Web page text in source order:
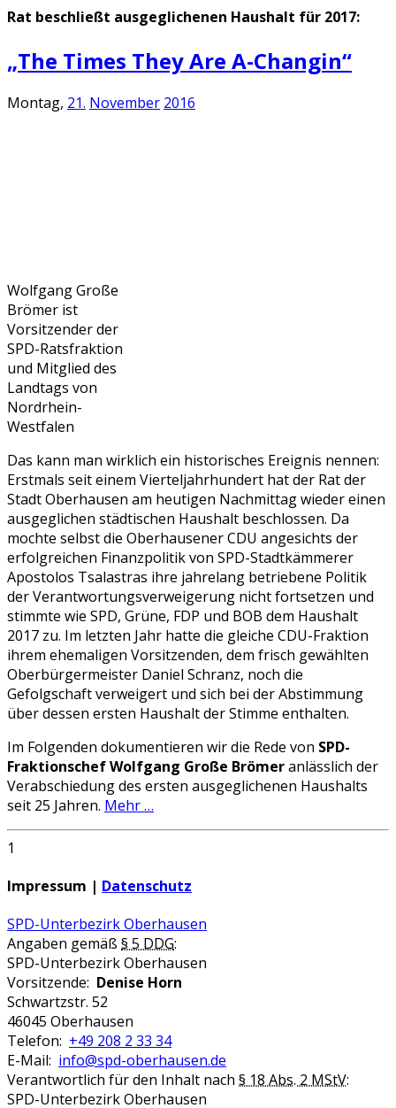
Rat beschließt ausgeglichenen Haushalt für 2017:
„The Times They Are A-Changin“
Montag, 21. November 2016
Wolfgang Große
Brömer ist
Vorsitzender der
SPD-Ratsfraktion
und Mitglied des
Landtags von
Nordrhein-
Westfalen
Das kann man wirklich ein historisches Ereignis nennen:
Erstmals seit einem Vierteljahrhundert hat der Rat der
Stadt Oberhausen am heutigen Nachmittag wieder einen
ausgeglichen städtischen Haushalt beschlossen. Da
mochte selbst die Oberhausener CDU angesichts der
erfolgreichen Finanzpolitik von SPD-Stadtkämmerer
Apostolos Tsalastras ihre jahrelang betriebene Politik
der Verantwortungsverweigerung nicht fortsetzen und
stimmte wie SPD, Grüne, FDP und BOB dem Haushalt
2017 zu. Im letzten Jahr hatte die gleiche CDU-Fraktion
ihrem ehemaligen Vorsitzenden, dem frisch gewählten
Oberbürgermeister Daniel Schranz, noch die
Gefolgschaft verweigert und sich bei der Abstimmung
über dessen ersten Haushalt der Stimme enthalten.
Im Folgenden dokumentieren wir die Rede von SPD-
Fraktionschef Wolfgang Große Brömeranlässlich der
Verabschiedung des ersten ausgeglichenen Haushalts
seit 25 Jahren. Mehr …
1
Impressum | Datenschutz
SPD-Unterbezirk Oberhausen
Angaben gemäß § 5 DDG:
SPD-Unterbezirk Oberhausen
Vorsitzende: Denise Horn
Schwartzstr. 52
46045 Oberhausen
Telefon: +49 208 2 33 34
E-Mail: info@spd-oberhausen.de
Verantwortlich für den Inhalt nach § 18 Abs. 2 MStV:
SPD-Unterbezirk Oberhausen